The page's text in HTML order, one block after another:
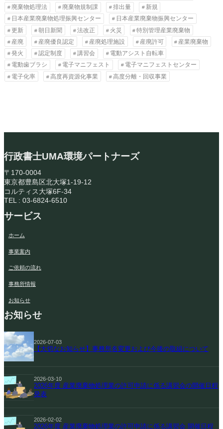
廃棄物処理法
廃棄物規制課 排出量
新規
日本産業廃棄物処理振興センター
日本産業廃棄物振興センター
更新
朝日新聞 法改正 火災
特別管理産業廃棄物
産廃
産廃優良認定 産廃処理施設 産廃許可
産業廃棄物
発火
認定制度 講習会
電動アシスト自転車
電動歯ブラシ
電子マニフェスト
電子マニフェストセンター
電子化率
高度再資源化事業 高度分離・回収事業
行政書士UMA環境パートナーズ
〒170-0004
東京都豊島区北大塚1-19-12
コルティス大塚6F-34
TEL : 03-6824-6510
サービス
ホーム
事業案内
ご依頼の流れ
事務所情報
お知らせ
お知らせ
2026-07-03
【大切なお知らせ】事務所名変更および今後の取組について
2026-03-10
2026年度 産業廃棄物処理業の許可申請に係る講習会の開催日程
発表
2026-02-02
2026年度 産業廃棄物処理業の許可申請に係る講習会 開催日程